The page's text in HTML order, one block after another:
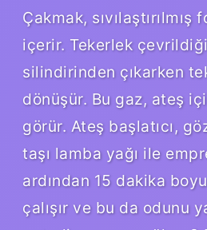
Çakmak,
içerir. Tekerlek
silindirinden çıkarken
dönüşür. Bu gaz, ateş
görür. Ateş başlatıcı,
taşı lamba yağı ile
ardından 15 dakika
çalışır ve bu da odunu